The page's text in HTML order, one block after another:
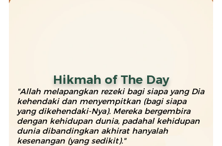
Hikmah of The Day
"Allah melapangkan rezeki bagi siapa yang Dia
kehendaki dan menyempitkan (bagi siapa
yang dikehendaki-Nya). Mereka bergembira
dengan kehidupan dunia, padahal kehidupan
dunia dibandingkan akhirat hanyalah
kesenangan (yang sedikit)."